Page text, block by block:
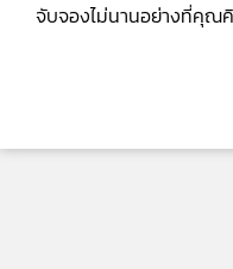
จับจองไม่นานอย่างที่คุณ